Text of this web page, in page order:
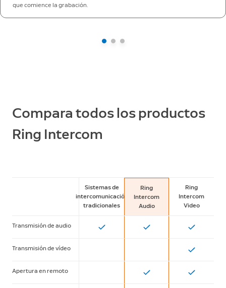
que comience la grabación.
Compara todos los productos
Ring Intercom
Sistemas de
intercomunicación
tradicionales
Ring
Intercom
Audio
Ring
Intercom
Video
Transmisión de audio
Transmisión de vídeo
Apertura en remoto